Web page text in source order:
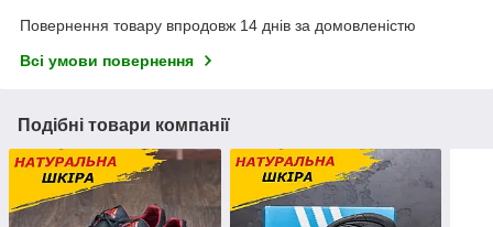
Повернення товару впродовж 14 днів за домовленістю
Всі умови повернення
Подібні товари компанії